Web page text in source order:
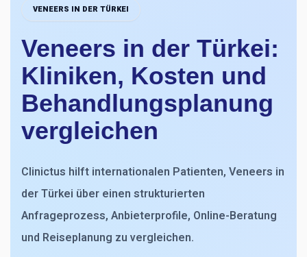
VENEERS IN DER TÜRKEI
Veneers in der Türkei:
Kliniken, Kosten und
Behandlungsplanung
vergleichen
Clinictus hilft internationalen Patienten, Veneers in
der Türkei über einen strukturierten
Anfrageprozess, Anbieterprofile, Online-Beratung
und Reiseplanung zu vergleichen.